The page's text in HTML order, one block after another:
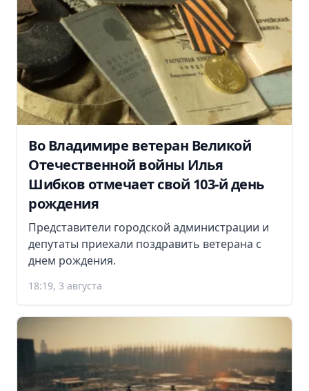
Во Владимире ветеран Великой
Отечественной войны Илья
Шибков отмечает свой 103-й день
рождения
Представители городской администрации и
депутаты приехали поздравить ветерана с
днем рождения.
18:19, 3 августа